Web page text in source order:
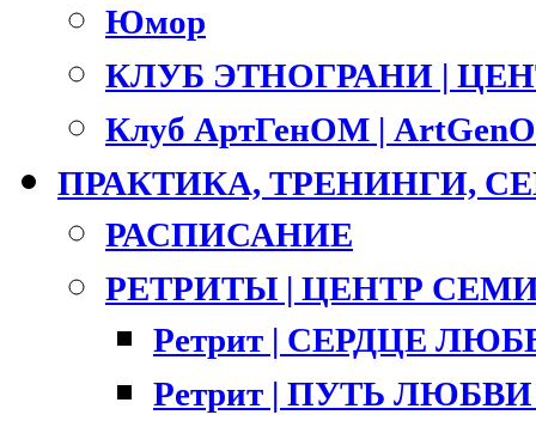
Юмор
КЛУБ ЭТНОГРАНИ |
Клуб АртГенОМ |
ПРАКТИКА, ТРЕНИНГИ,
РАСПИСАНИЕ
РЕТРИТЫ | ЦЕНТР
Ретрит | СЕРДЦЕ
Ретрит | ПУТЬ ЛЮБВИ